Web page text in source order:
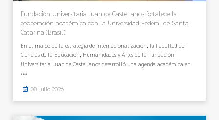
Fundación Universitaria Juan de Castellanos fortalece la
cooperación académica con la Universidad Federal de Santa
Catarina (Brasil)
En el marco de la estrategia de internacionalización, la Facultad de
Ciencias de la Educación, Humanidades y Artes de la Fundación
Universitaria Juan de Castellanos desarrolló una agenda académica en
08 Julio 2026